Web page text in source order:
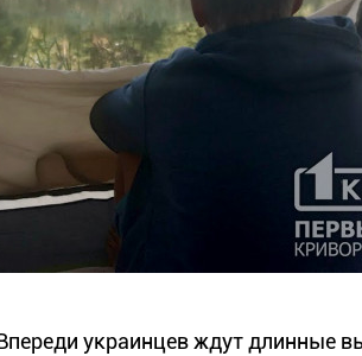
украинцев ждут длинные